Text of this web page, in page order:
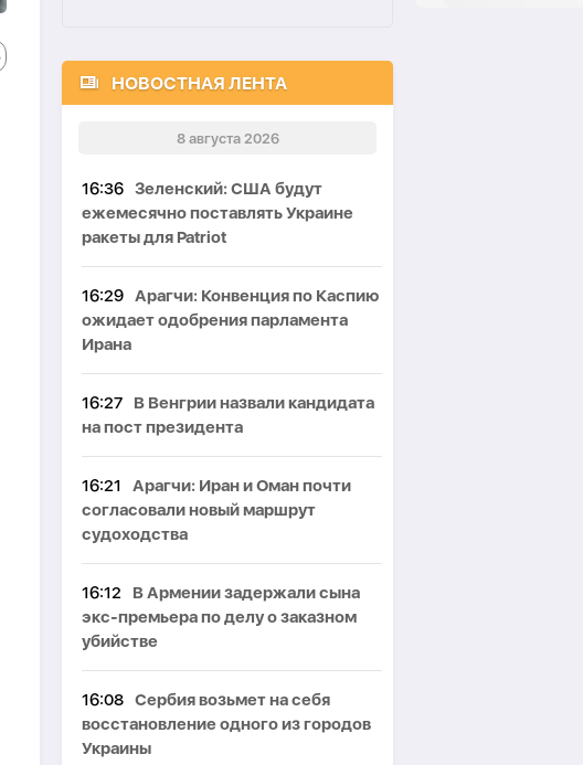
НОВОСТНАЯ ЛЕНТА
8 августа 2026
16:36 Зеленский: США будут
ежемесячно поставлять Украине
ракеты для Patriot
16:29 Арагчи: Конвенция по Каспию
ожидает одобрения парламента
Ирана
16:27
В Венгрии назвали кандидата
на пост президента
16:21
Арагчи: Иран и Оман почти
согласовали новый маршрут
судоходства
16:12
В Армении задержали сына
экс-премьера по делу о заказном
убийстве
16:08 Сербия возьмет на себя
восстановление одного из городов
Украины